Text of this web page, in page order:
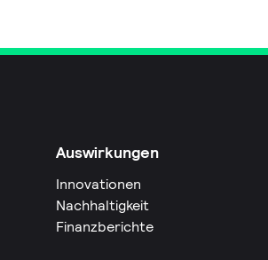
Auswirkungen
Innovationen
Nachhaltigkeit
Finanzberichte